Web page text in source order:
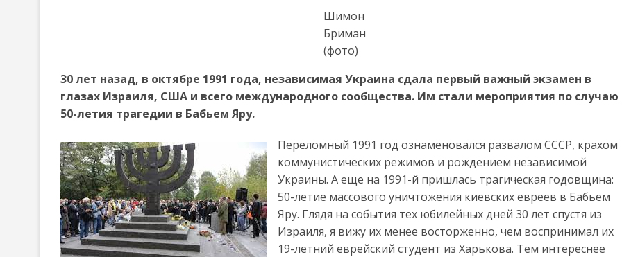
Шимон
Бриман
(фото)
30 лет назад, в октябре 1991 года, независимая Украина сдала первый важный экзамен в
глазах Израиля, США и всего международного сообщества. Им стали мероприятия по случаю
50-летия трагедии в Бабьем Яру.
Переломный 1991 год ознаменовался развалом СССР, крахом
коммунистических режимов и рождением независимой
Украины. А еще на 1991-й пришлась трагическая годовщина:
50-летие массового уничтожения киевских евреев в Бабьем
Яру. Глядя на события тех юбилейных дней 30 лет спустя из
Израиля, я вижу их менее восторженно, чем воспринимал их
19-летний еврейский студент из Харькова. Тем интереснее